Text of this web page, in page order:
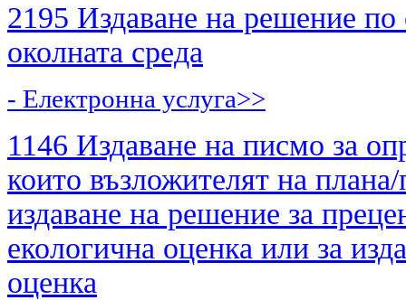
2195 Издаване на решение по
околната среда
- Електронна услуга>>
1146 Издаване на писмо за
които възложителят на
издаване на решение за
екологична оценка или за
оценка